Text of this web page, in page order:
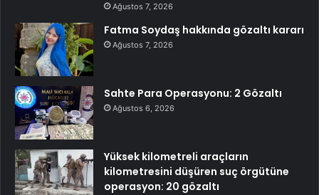
Ağustos 7, 2026
Fatma Soydaş hakkında gözaltı kararı
Ağustos 7, 2026
Sahte Para Operasyonu: 2 Gözaltı
Ağustos 6, 2026
Yüksek kilometreli araçların
kilometresini düşüren suç örgütüne
operasyon: 20 gözaltı